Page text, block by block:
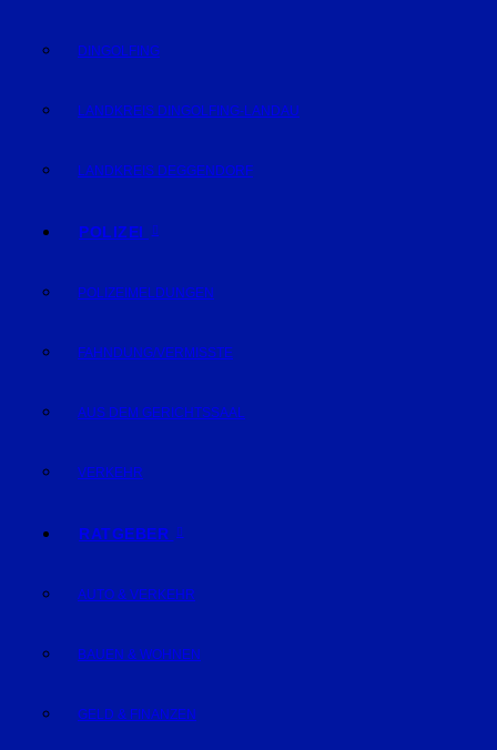
DINGOLFING
LANDKREIS DINGOLFING-LANDAU
LANDKREIS DEGGENDORF
POLIZEI
POLIZEIMELDUNGEN
FAHNDUNG/VERMISSTE
AUS DEM GERICHTSSAAL
VERKEHR
RATGEBER
AUTO & VERKEHR
BAUEN & WOHNEN
GELD & FINANZEN